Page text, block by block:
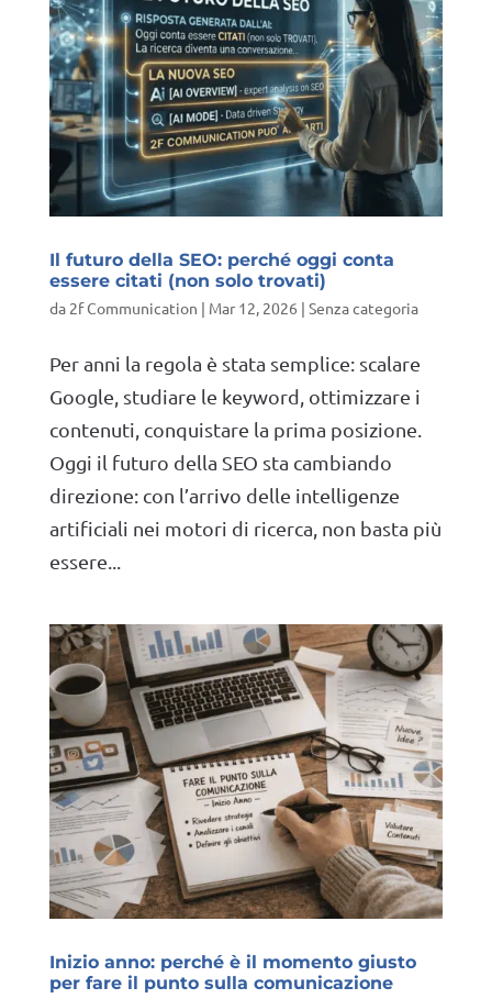
Il futuro della SEO: perché oggi conta
essere citati (non solo trovati)
da 2f Communication | Mar 12, 2026 | Senza categoria
Per anni la regola è stata semplice: scalare
Google, studiare le keyword, ottimizzare i
contenuti, conquistare la prima posizione.
Oggi il futuro della SEO sta cambiando
direzione: con l’arrivo delle intelligenze
artificiali nei motori di ricerca, non basta più
essere...
Inizio anno: perché è il momento giusto
per fare il punto sulla comunicazione